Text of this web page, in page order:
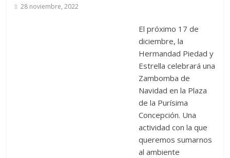
28 noviembre, 2022
El próximo 17 de
diciembre, la
Hermandad Piedad y
Estrella celebrará una
Zambomba de
Navidad en la Plaza
de la Purísima
Concepción. Una
actividad con la que
queremos sumarnos
al ambiente